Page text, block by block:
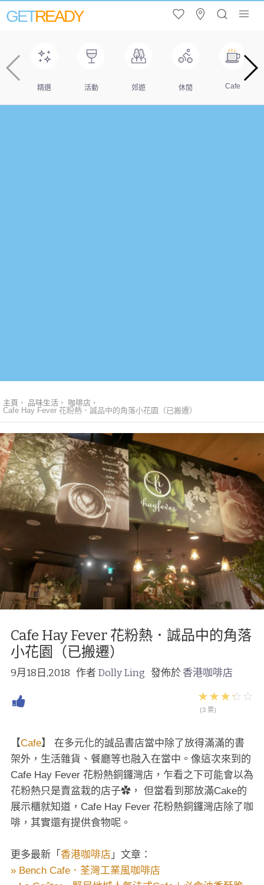
GETREADY
精選 活動 郊遊 休閒 Cafe
主頁 品味生活
咖啡店
Cafe Hay Fever 花粉熱．誠品中的角落小花園（已搬遷）
Cafe Hay Fever 花粉熱．誠品中的角落
小花園（已搬遷）
9月18日,2018 作者 Dolly Ling 發佈於香港咖啡店
(3 票)
【Cafe】 在多元化的誠品書店當中除了放得滿滿的書
架外，生活雜貨、餐廳等也融入在當中。像這次來到的
Cafe Hay Fever 花粉熱銅鑼灣店，乍看之下可能會以為
花粉熱只是賣盆栽的店子✿， 但當看到那放滿Cake的
展示櫃就知道，Cafe Hay Fever 花粉熱銅鑼灣店除了咖
啡，其實還有提供食物呢。
更多最新「 香港咖啡店 」文章：
» Bench Cafe．荃灣工業風咖啡店